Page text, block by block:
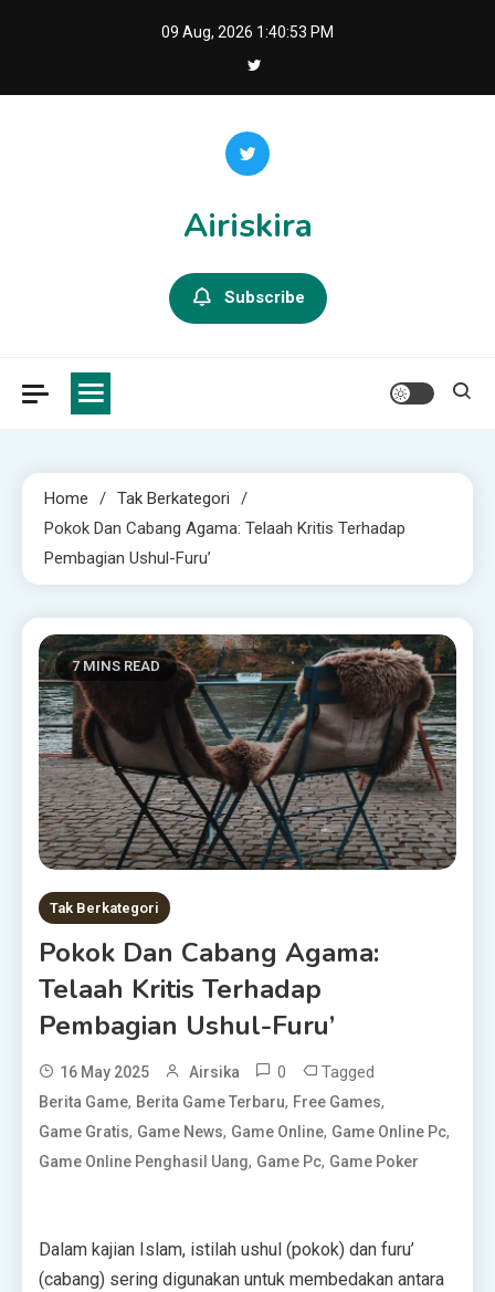
09 Aug, 2026 1:40:54 PM
Airiskira
Subscribe
Home
Tak Berkategori
Pokok Dan Cabang Agama: Telaah Kritis Terhadap
Pembagian Ushul-Furu’
7 MINS READ
Tak Berkategori
Pokok Dan Cabang Agama:
Telaah Kritis Terhadap
Pembagian Ushul-Furu’
16 May 2025 Airsika 0 Tagged
Berita Game, Berita Game Terbaru, Free Games,
Game Gratis, Game News, Game Online, Game Online Pc,
Game Online Penghasil Uang, Game Pc, Game Poker
Dalam kajian Islam, istilah ushul (pokok) dan furu’
(cabang) sering digunakan untuk membedakan antara